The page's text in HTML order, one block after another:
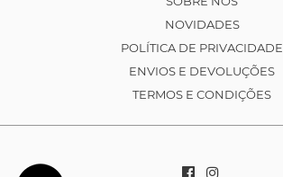
NOVIDADES
POLÍTICA DE PRIVACIDADE
ENVIOS E DEVOLUÇÕES
TERMOS E CONDIÇÕES